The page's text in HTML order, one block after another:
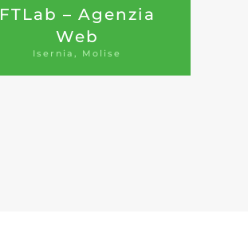
FTLab – Agenzia
Web
Isernia, Molise